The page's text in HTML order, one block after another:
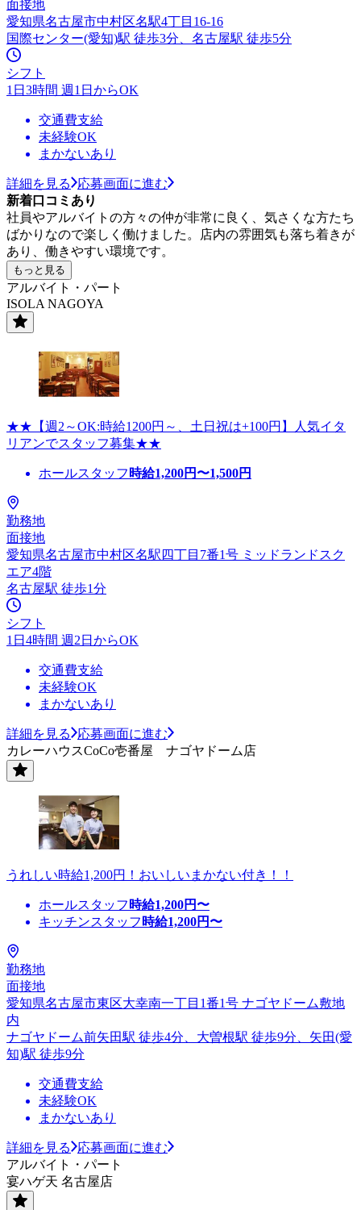
面接地
愛知県名古屋市中村区名駅4丁目16-16
国際センター(愛知)駅 徒歩3分、名古屋駅 徒歩5分
シフト
1日3時間 週1日からOK
交通費支給
未経験OK
まかないあり
詳細を見る
応募画面に進む
新着口コミあり
社員やアルバイトの方々の仲が非常に良く、気さくな方たち
ばかりなので楽しく働けました。店内の雰囲気も落ち着きが
あり、働きやすい環境です。
もっと見る
アルバイト・パート
ISOLA NAGOYA
★★【週2～OK:時給1200円～、土日祝は+100円】人気イタ
リアンでスタッフ募集★★
ホールスタッフ 時給1,200円〜1,500円
勤務地
面接地
愛知県名古屋市中村区名駅四丁目7番1号 ミッドランドスク
エア4階
名古屋駅 徒歩1分
シフト
1日4時間 週2日からOK
交通費支給
未経験OK
まかないあり
詳細を見る
応募画面に進む
カレーハウスCoCo壱番屋 ナゴヤドーム店
うれしい時給1,200円！おいしいまかない付き！！
ホールスタッフ 時給1,200円〜
キッチンスタッフ 時給1,200円〜
勤務地
面接地
愛知県名古屋市東区大幸南一丁目1番1号 ナゴヤドーム敷地
内
ナゴヤドーム前矢田駅 徒歩4分、大曽根駅 徒歩9分、矢田(愛
知)駅 徒歩9分
交通費支給
未経験OK
まかないあり
詳細を見る
応募画面に進む
アルバイト・パート
宴ハゲ天 名古屋店